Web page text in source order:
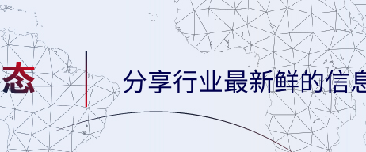
分享行业最新鲜的信